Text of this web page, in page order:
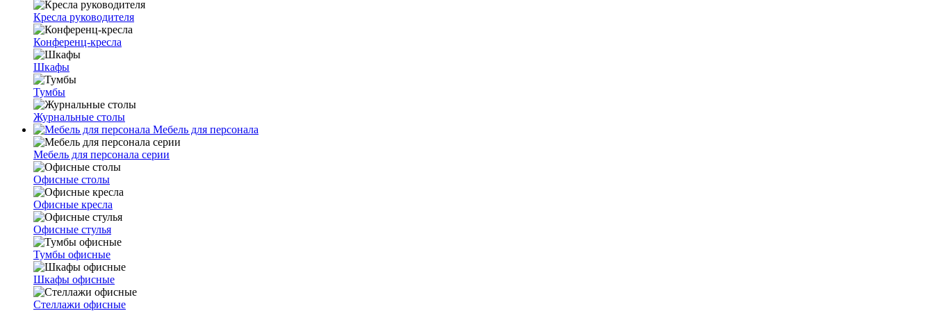
Кресла руководителя
Конференц-кресла
Шкафы
Тумбы
Журнальные столы
Мебель для персонала
Мебель для персонала серии
Офисные столы
Офисные кресла
Офисные стулья
Тумбы офисные
Шкафы офисные
Стеллажи офисные